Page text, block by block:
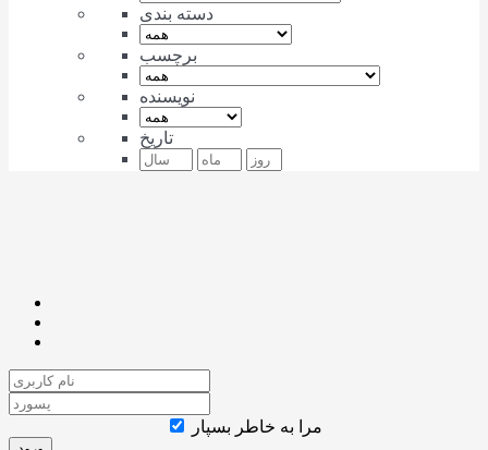
دسته بندی
برچسب
نویسنده
تاریخ
مرا به خاطر بسپار